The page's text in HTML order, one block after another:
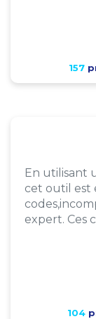
157
En utilisant
cet outil est
expert. Ces
104